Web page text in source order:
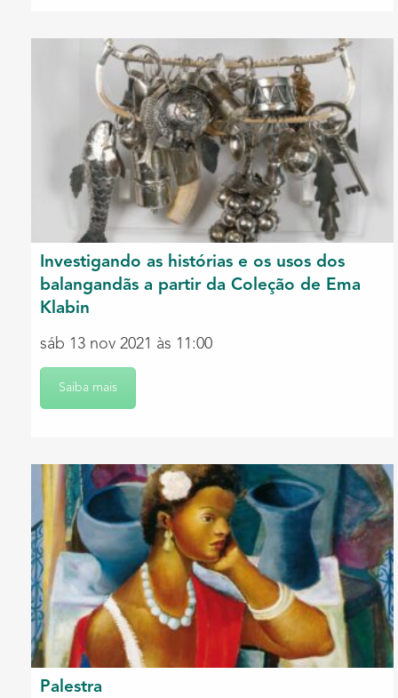
Investigando as histórias e os usos dos
balangandãs a partir da Coleção de Ema
Klabin
sáb 13 nov 2021 às 11:00
Saiba mais
Palestra